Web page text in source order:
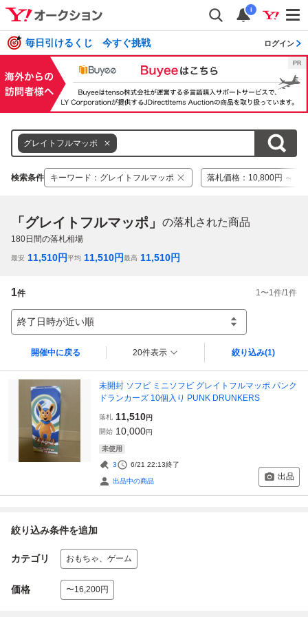
i
毎日引けるくじ 今すぐ挑戦 ログイン
グレイトフルマッポ
検索条件 キーワード ： グレイトフルマッポ 落札価格 ： 10,800円 ～
「グレイトフルマッポ」 の落札された商品
180日間の落札相場
最安 11,510円平均 11,510円最高 11,510円
1件 1 〜1 件/1 件
終了日時が近い順
開催中に戻る 20件表示 絞り込み(1)
未開封 ソフビ ミニソフビ グレイトフルマッポ パンク
ドランカーズ 10個入り PUNK DRUNKERS
落札 11,510円
開始 10,000円
未使用
3 6/21 22:13終了
出品中の商品 出品
絞り込み条件を追加
カテゴリ おもちゃ、ゲーム
価格 〜16,200円